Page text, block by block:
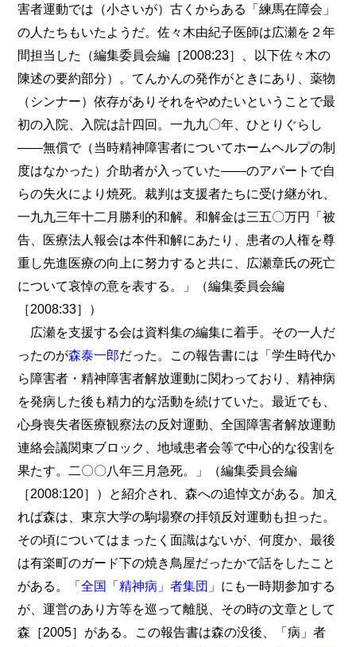
害者運動では（小さいが）古くからある「練馬在障会」
の人たちもいたようだ。佐々木由紀子医師は広瀬を２年
間担当した（編集委員会編［2008:23］、以下佐々木の
陳述の要約部分）。てんかんの発作がときにあり、薬物
（シンナー）依存がありそれをやめたいということで最
初の入院、入院は計四回。一九九〇年、ひとりぐらし
――無償で（当時精神障害者についてホームヘルプの制
度はなかった）介助者が入っていた――のアパートで自
らの失火により焼死。裁判は支援者たちに受け継がれ、
一九九三年十二月勝利的和解。和解金は三五〇万円「被
告、医療法人報会は本件和解にあたり、患者の人権を尊
重し先進医療の向上に努力すると共に、広瀬章氏の死亡
について哀悼の意を表する。」（編集委員会編
［2008:33］）
広瀬を支援する会は資料集の編集に着手。その一人だ
ったのが森泰一郎だった。この報告書には「学生時代か
ら障害者・精神障害者解放運動に関わっており、精神病
を発病した後も精力的な活動を続けていた。最近でも、
心身喪失者医療観察法の反対運動、全国障害者解放運動
連絡会議関東ブロック、地域患者会等で中心的な役割を
果たす。二〇〇八年三月急死。」（編集委員会編
［2008:120］）と紹介され、森への追悼文がある。加え
れば森は、東京大学の駒場寮の拝領反対運動も担った。
その頃についてはまったく面識はないが、何度か、最後
は有楽町のガード下の焼き鳥屋だったかで話をしたこと
がある。
「全国「精神病」者集団」 にも一時期参加する
が、運営のあり方等を巡って離脱、その時の文章として
森［2005］がある。この報告書は森の没後、「病」者